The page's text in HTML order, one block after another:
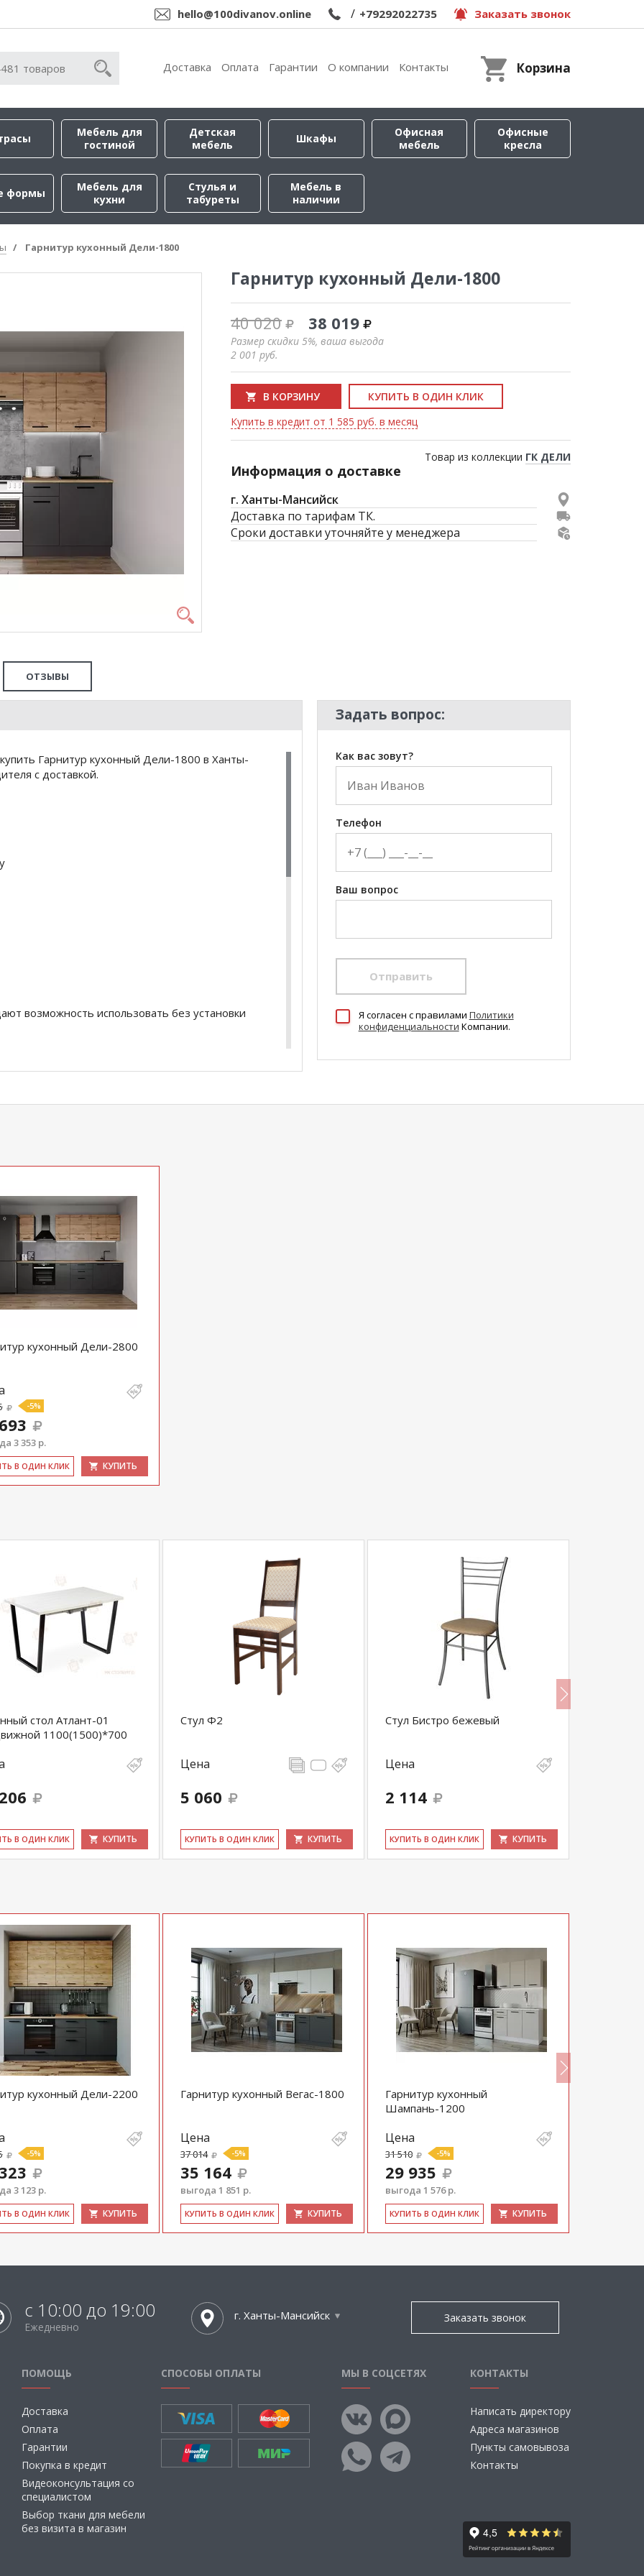
hello@100divanov.online / +79292022735 Заказать звонок
Доставка Оплата Гарантии О компании Контакты Корзина
Мебель для
гостиной
Детская
мебель
Шкафы
Офисная
мебель
Офисные
кресла
формы
Мебель для
кухни
Стулья и
табуреты
Мебель в
наличии
Гарнитур кухонный Дели-1800
Гарнитур кухонный Дели-1800
40 020 38 019
Размер скидки 5%, ваша выгода
2 001 руб.
В КОРЗИНУ
КУПИТЬ В ОДИН КЛИК
Купить в кредит от 1 585 руб. в месяц
Товар из коллекции ГК ДЕЛИ
Информация о доставке
г. Ханты-Мансийск
Доставка по тарифам ТК.
Сроки доставки уточняйте у менеджера
ОТЗЫВЫ
Гарнитур кухонный Дели-1800 в Ханты-
с доставкой.
возможность использовать без установки
выдвижения с нагрузкой до 30 кг.
- 1шт
500х300х362мм - 1шт
- 1шт
600х300х710мм -1 шт
- 1шт
- 1шт
- 1шт
(стоимость уточняйте у менеджера)
действительны только для интернет-
магазинах-салонах сети!
Задать вопрос:
Как вас зовут?
Телефон
Ваш вопрос
Отправить
Я согласен c правилами Политики
конфиденциальности Компании.
кухонный Дели-2800
-5%
3 353 р.
В ОДИН КЛИК КУПИТЬ
стол Атлант-01
1100(1500)*700
В ОДИН КЛИК КУПИТЬ
Стул Ф2
Цена
5 060
КУ­ПИТЬ В ОДИН КЛИК КУПИТЬ
Стул Бистро бежевый
Цена
2 114
КУ­ПИТЬ В ОДИН КЛИК КУПИТЬ
кухонный Дели-2200
-5%
3 123 р.
В ОДИН КЛИК КУПИТЬ
Гарнитур кухонный Вегас-1800
Цена
37 014 -5%
35 164
выгода 1 851 р.
КУ­ПИТЬ В ОДИН КЛИК КУПИТЬ
Гарнитур кухонный
Шампань-1200
Цена
31 510 -5%
29 935
выгода 1 576 р.
КУ­ПИТЬ В ОДИН КЛИК КУПИТЬ
с 10:00 до 19:00
Ежедневно
г. Ханты-Мансийск Заказать звонок
ПОМОЩЬ
Доставка
Оплата
Гарантии
Покупка в кредит
Видеоконсультация со
специалистом
Выбор ткани для мебели
без визита в магазин
СПОСОБЫ ОПЛАТЫ МЫ В СОЦСЕТЯХ КОНТАКТЫ
Написать директору
Адреса магазинов
Пункты самовывоза
Контакты